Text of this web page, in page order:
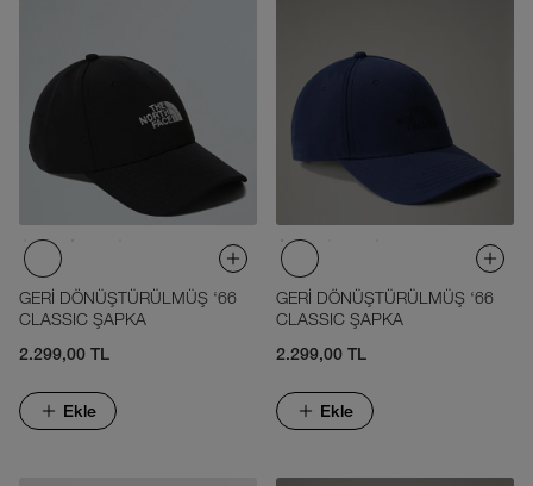
GERİ DÖNÜŞTÜRÜLMÜŞ ‘66
CLASSIC ŞAPKA
2.299,00 TL
Ekle
GERİ DÖNÜŞTÜRÜLMÜŞ ‘66
CLASSIC ŞAPKA
2.299,00 TL
Ekle